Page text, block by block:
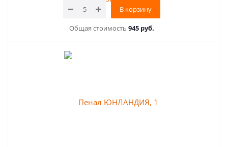
В корзину
Общая стоимость 945 руб.